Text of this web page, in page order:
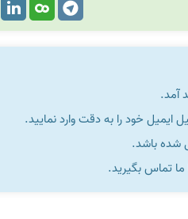
آمد.
خود را به دقت وارد نمایید.
ما تماس بگیرید.